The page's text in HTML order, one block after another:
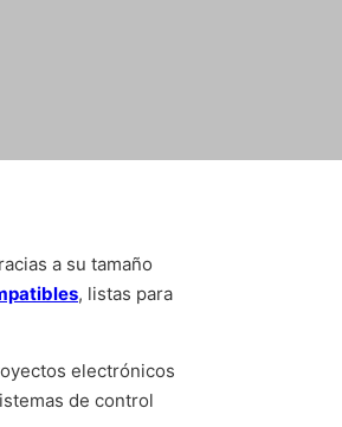
a su tamaño
, listas para
electrónicos
de control